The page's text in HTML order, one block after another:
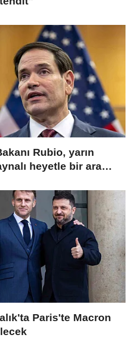
Rubio, yarın
heyetle bir araya
Paris'te Macron